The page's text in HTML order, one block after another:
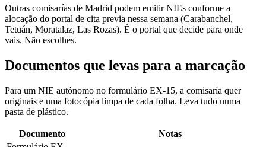
Outras comisarías de Madrid podem emitir NIEs conforme a
alocação do portal de cita previa nessa semana (Carabanchel,
Tetuán, Moratalaz, Las Rozas). É o portal que decide para onde
vais. Não escolhes.
Documentos que levas para a marcação
Para um NIE autónomo no formulário EX-15, a comisaría quer
originais e uma fotocópia limpa de cada folha. Leva tudo numa
pasta de plástico.
Documento
Notas